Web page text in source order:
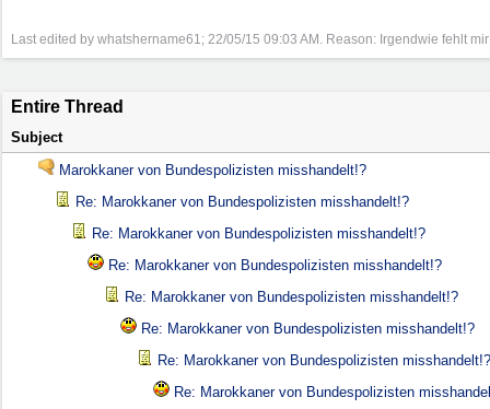
Last edited by whatshername61; 22/05/15 09:03 AM . Reason: Irgendwie fehlt
Entire Thread
Subject
Marokkaner von Bundespolizisten misshandelt!?
Re: Marokkaner von Bundespolizisten misshandelt!?
Re: Marokkaner von Bundespolizisten misshandelt!?
Re: Marokkaner von Bundespolizisten misshandelt!?
Re: Marokkaner von Bundespolizisten misshandelt!?
Re: Marokkaner von Bundespolizisten misshandelt!?
Re: Marokkaner von Bundespolizisten misshandelt!?
Re: Marokkaner von Bundespolizisten